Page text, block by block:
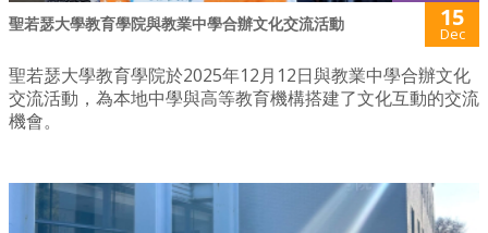
聖若瑟大學教育學院與教業中學合辦文化交流活動 15
Dec
聖若瑟大學教育學院於2025年12月12日與教業中學合辦文化
交流活動，為本地中學與高等教育機構搭建了文化互動的交流
機會。